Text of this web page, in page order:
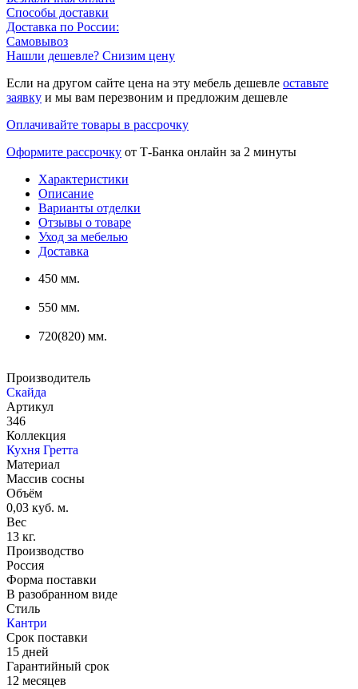
Способы доставки
Доставка по России:
Самовывоз
Нашли дешевле? Снизим цену
Если на другом сайте цена на эту мебель дешевле оставьте
заявку и мы вам перезвоним и предложим дешевле
Оплачивайте товары в рассрочку
Оформите рассрочку от Т-Банка онлайн за 2 минуты
Характеристики
Описание
Варианты отделки
Отзывы о товаре
Уход за мебелью
Доставка
450 мм.
550 мм.
720(820) мм.
Производитель
Скайда
Артикул
346
Коллекция
Кухня Гретта
Материал
Массив сосны
Объём
0,03 куб. м.
Вес
13 кг.
Производство
Россия
Форма поставки
В разобранном виде
Стиль
Кантри
Срок поставки
15 дней
Гарантийный срок
12 месяцев